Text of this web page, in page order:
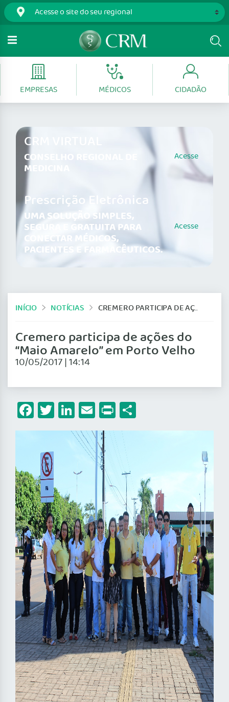
EMPRESAS MÉDICOS CIDADÃO
CRM VIRTUAL
CONSELHO REGIONAL DE
MEDICINA
Acesse
Prescrição Eletrônica
UMA SOLUÇÃO SIMPLES,
SEGURA E GRATUITA PARA
CONECTAR MÉDICOS,
PACIENTES E FARMACÊUTICOS.
Acesse
INÍCIO NOTÍCIAS CREMERO PARTICIPA DE AÇÕES DO “MAIO AMARELO” EM PORTO VELHO
Cremero participa de ações do
“Maio Amarelo” em Porto Velho
10/05/2017 | 14:14
Facebook
Twitter
LinkedIn
Email
Print